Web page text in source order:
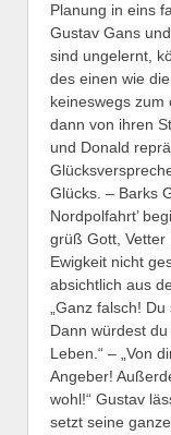
Planung in eins
Gustav Gans
sind ungelernt,
des einen wie
keineswegs zum
dann von ihren
und Donald
Glücks. – Barks
Nordpolfahrt’
grüß Gott, Vetter
Ewigkeit nicht
absichtlich aus
„Ganz falsch!
Dann würdest
Leben.“ – „Von
Angeber!
wohl!“ Gustav
setzt seine